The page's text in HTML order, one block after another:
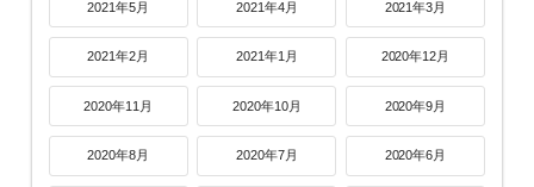
2021年5月 2021年4月 2021年3月
2021年2月 2021年1月 2020年12月
2020年11月 2020年10月 2020年9月
2020年8月 2020年7月 2020年6月